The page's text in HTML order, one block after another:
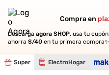
Compra en
Descarga agora SHOP, usa tu cupón
ahorra S/40 en tu primera compra✨
Super ElectroHogar
Compra en
Descarga agora SHOP, usa tu cupón
ahorra S/40 en tu primera compra✨